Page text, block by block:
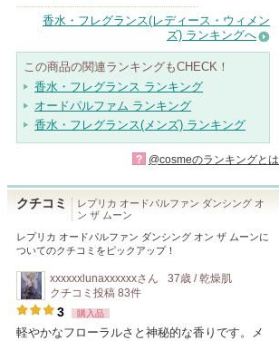
香水・フレグランス(レディース・ウィメン
ズ) ランキングへ
この商品の関連ランキングもCHECK！
香水・フレグランス ランキング
オードパルファム ランキング
香水・フレグランス(メンズ) ランキング
? @cosmeのランキングとは
クチコミ
レプリカ オードパルファン ダンシング オ
ン ザ ムーン
レプリカ オードパルファン ダンシング オン ザ ムーンに
ついてのクチコミをピックアップ！
xxxxxxlunaxxxxxxさん
37歳 / 乾燥肌
クチコミ投稿 83件
3 購入品
軽やかなフローラルさと神秘的な香りです。メ